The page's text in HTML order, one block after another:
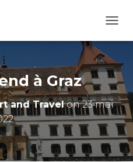
à Graz
and Travelon23 mai